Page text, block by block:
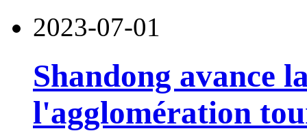
2023-07-01
Shandong avance
l'agglomération